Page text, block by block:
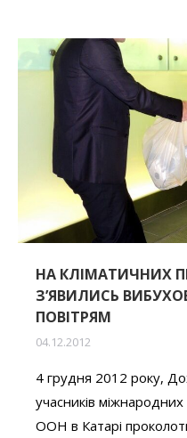
НА КЛІМАТИЧНИХ
З’ЯВИЛИСЬ
ПОВІТРЯМ
04.12.2012
4 грудня 2012 року,
учасників
ООН в Катарі